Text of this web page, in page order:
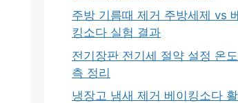
주방 기름때 제거 주방세제 vs
킹소다 실험 결과
전기장판 전기세 절약 설정 온
측 정리
냉장고 냄새 제거 베이킹소다